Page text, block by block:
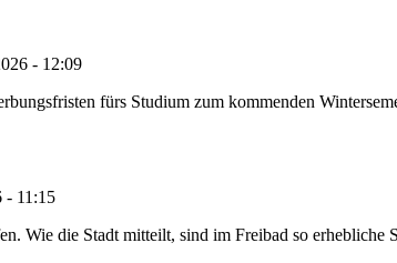
- 12:09
fürs Studium zum kommenden
- 11:15
Wie die Stadt mitteilt, sind im Freibad so erhebliche